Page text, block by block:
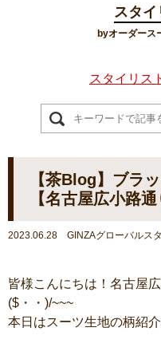
スタ
byオーダース
スタイリス
【茶Blog】ブラ
【名古屋広小路通
2023.06.28 GINZAグローバルス
皆様こんにちは！名古屋
($・・)/~~~
本日はスーツ生地の柄紹